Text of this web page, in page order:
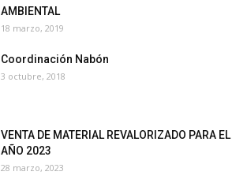
AMBIENTAL
18 marzo, 2019
Coordinación Nabón
3 octubre, 2018
VENTA DE MATERIAL REVALORIZADO PARA EL
AÑO 2023
28 marzo, 2023